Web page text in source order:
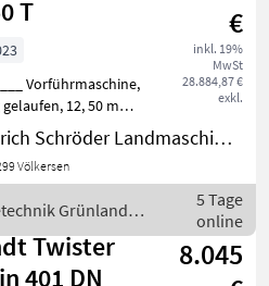
T
€
inkl. 19%
MwSt
28.884,87 €
exkl.
Vorführmaschine,
12, 50 m
10 Kreisel, 7
pro Kreisel,
Kreiselfahrwerk
Heinrich Schröder Landmaschinen KG Völkersen
Völkersen
Grünland /
5 Tage
online
Twister
401 DN
8.045